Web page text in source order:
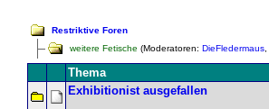
Restriktive Foren
weitere Fetische (Moderatoren: DieFledermaus
Thema
Exhibitionist ausgefallen